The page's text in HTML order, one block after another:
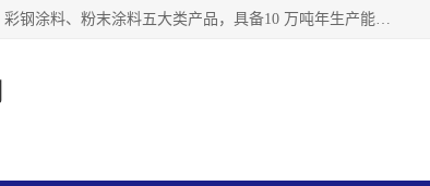
江苏兰陵化工集团有限公司主要生产防腐涂料、建筑涂料、船舶涂料、彩钢涂料、粉末涂料五大类产品，具备10 万吨年生产能力，可以提供优质精良的涂装施工服务，产品广销全国各地，大量出口亚非欧及拉美等国家。